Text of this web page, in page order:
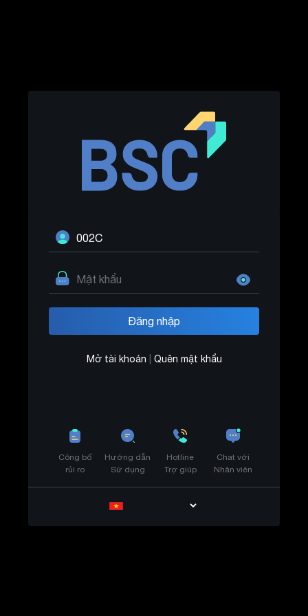
Mở tài khoản Quên mật khẩu
Công bố
rủi ro
Hướng dẫn
Sử dụng
Hotline
Trợ giúp
Chat với
Nhân viên